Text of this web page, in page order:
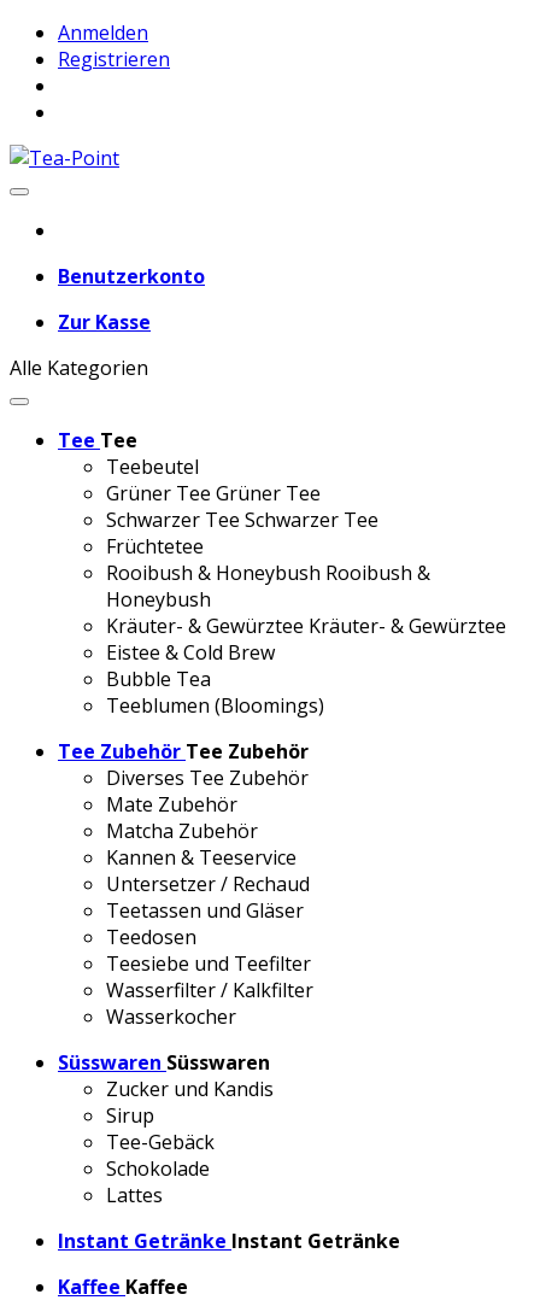
Anmelden
Registrieren
Benutzerkonto
Zur Kasse
Alle Kategorien
Tee Tee
Teebeutel
Grüner Tee Grüner Tee
Schwarzer Tee Schwarzer Tee
Früchtetee
Rooibush & Honeybush Rooibush &
Honeybush
Kräuter- & Gewürztee Kräuter- & Gewürztee
Eistee & Cold Brew
Bubble Tea
Teeblumen (Bloomings)
Tee Zubehör Tee Zubehör
Diverses Tee Zubehör
Mate Zubehör
Matcha Zubehör
Kannen & Teeservice
Untersetzer / Rechaud
Teetassen und Gläser
Teedosen
Teesiebe und Teefilter
Wasserfilter / Kalkfilter
Wasserkocher
Süsswaren Süsswaren
Zucker und Kandis
Sirup
Tee-Gebäck
Schokolade
Lattes
Instant Getränke Instant Getränke
Kaffee Kaffee